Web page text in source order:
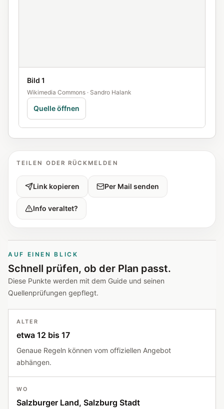
Bild 1
Wikimedia Commons · Sandro Halank
Quelle öffnen
TEILEN ODER RÜCKMELDEN
Link kopieren Per Mail senden
Info veraltet?
AUF EINEN BLICK
Schnell prüfen, ob der Plan passt.
Diese Punkte werden mit dem Guide und seinen
Quellenprüfungen gepflegt.
ALTER
etwa 12 bis 17
Genaue Regeln können vom offiziellen Angebot
abhängen.
WO
Salzburger Land, Salzburg Stadt